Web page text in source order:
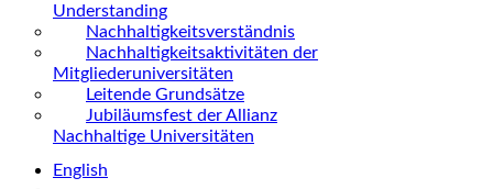
Understanding
Nachhaltigkeitsverständnis
Nachhaltigkeitsaktivitäten der
Mitgliederuniversitäten
Leitende Grundsätze
Jubiläumsfest der Allianz
Nachhaltige Universitäten
English